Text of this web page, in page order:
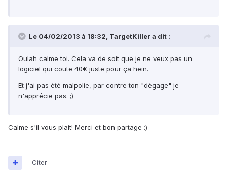
Le 04/02/2013 à 18:32, TargetKiller a dit :
Oulah calme toi. Cela va de soit que je ne veux pas un
logiciel qui coute 40€ juste pour ça hein.
Et j'ai pas été malpolie, par contre ton "dégage" je
n'apprécie pas. ;)
Calme s'il vous plait! Merci et bon partage :)
Citer